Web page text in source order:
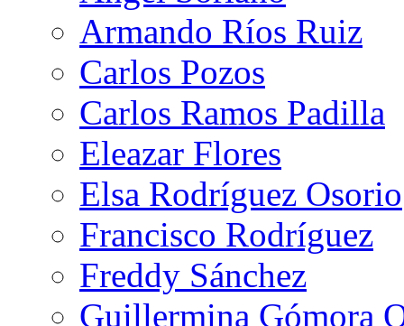
Armando Ríos Ruiz
Carlos Pozos
Carlos Ramos Padilla
Eleazar Flores
Elsa Rodríguez Osorio
Francisco Rodríguez
Freddy Sánchez
Guillermina Gómora